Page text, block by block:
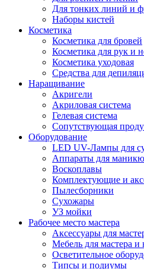
Для тонких линий и
Наборы кистей
Косметика
Косметика для бровей
Косметика для рук и
Косметика уходовая
Средства для
Наращивание
Акригели
Акриловая система
Гелевая система
Сопутствующая
Оборудование
LED UV-Лампы для
Аппараты для
Воскоплавы
Комплектующие и
Пылесборники
Сухожары
УЗ мойки
Рабочее место мастера
Аксессуары для
Мебель для мастера и
Осветительное
Типсы и подиумы